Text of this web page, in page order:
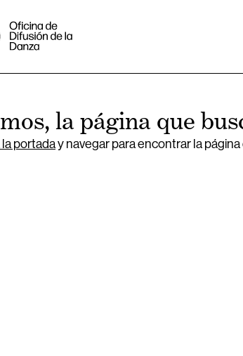
la página que
la portaday navegar para encontrar la